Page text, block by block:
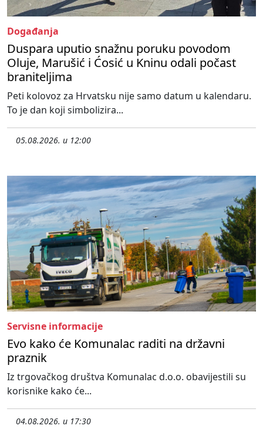
Događanja
Duspara uputio snažnu poruku povodom
Oluje, Marušić i Ćosić u Kninu odali počast
braniteljima
Peti kolovoz za Hrvatsku nije samo datum u kalendaru.
To je dan koji simbolizira...
05.08.2026. u 12:00
Servisne informacije
Evo kako će Komunalac raditi na državni
praznik
Iz trgovačkog društva Komunalac d.o.o. obavijestili su
korisnike kako će...
04.08.2026. u 17:30